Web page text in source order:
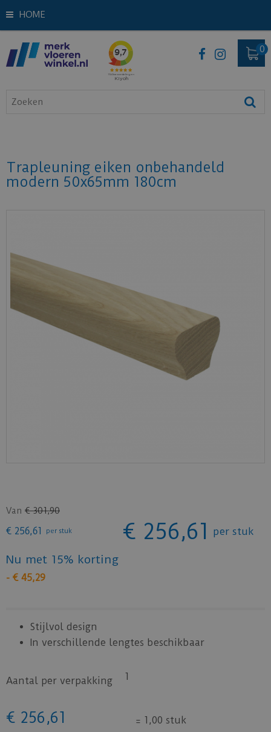
HOME
Trapleuning eiken onbehandeld
modern 50x65mm 180cm
Van € 301,90
€ 256,61 per stuk € 256,61 per stuk
Nu met 15% korting
- € 45,29
Stijlvol design
In verschillende lengtes beschikbaar
Aantal per verpakking 1
€ 256 ,61 = 1,00 stuk